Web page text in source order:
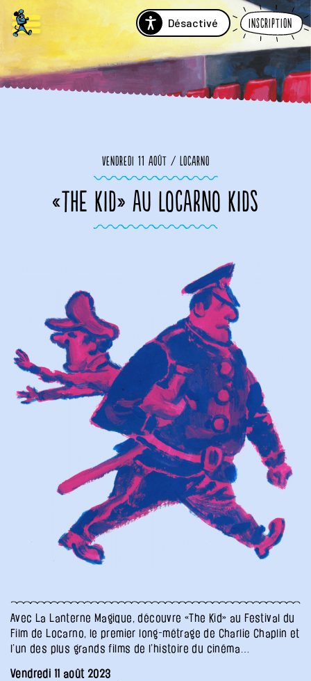
Désactivé Inscription
Vendredi 11 août / Locarno
«THE KID» AU LOCARNO KIDS
Avec La Lanterne Magique, découvre «The Kid» au Festival du
Film de Locarno, le premier long-métrage de Charlie Chaplin et
l’un des plus grands films de l’histoire du cinéma…
Vendredi 11 août 2023